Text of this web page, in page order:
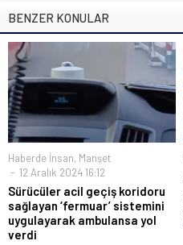
BENZER KONULAR
Haberde İnsan, Manşet
12 Aralık 2024 16:12
Sürücüler acil geçiş koridoru
sağlayan ‘fermuar’ sistemini
uygulayarak ambulansa yol
verdi